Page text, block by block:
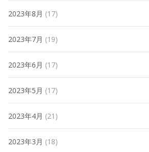
2023年8月 (17)
2023年7月 (19)
2023年6月 (17)
2023年5月 (17)
2023年4月 (21)
2023年3月 (18)